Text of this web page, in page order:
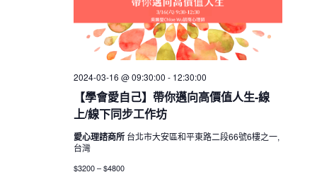
【學會愛自己】帶你邁向高價值人生-線
上/線下同步工作坊
2024-03-16 @ 09:30:00 - 12:30:00
愛心理諮商所 台北市大安區和平東路二段66號6樓之一,
台灣
$3200 – $4800